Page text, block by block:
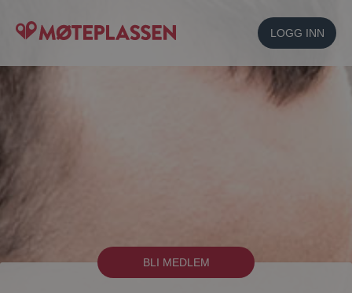
LOGG INN
BLI MEDLEM